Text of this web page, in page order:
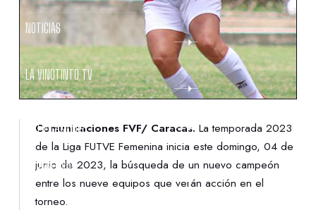
NOTICIAS
LA VINOTINTO TV
NOTIFICACIONES
NORMATIVAS
Comunicaciones FVF/ Caracas. La temporada 2023
de la Liga FUTVE Femenina inicia este domingo, 04 de
junio de 2023, la búsqueda de un nuevo campeón
entre los nueve equipos que verán acción en el
torneo.